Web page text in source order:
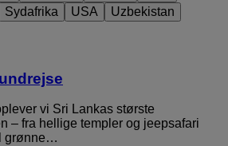
Sydafrika USA
Uzbekistan
vi Sri Lankas største
– fra hellige templer og jeepsafari
grønne…